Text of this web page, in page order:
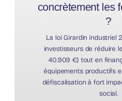
concrètement les
?
La loi Girardin industriel
investisseurs de réduire
40.909 €) tout en
équipements productifs
défiscalisation à fort
social.